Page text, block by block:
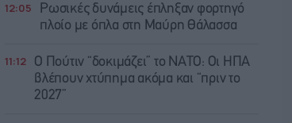
12:05
Ρωσικές δυνάμεις έπληξαν φορτηγό
πλοίο με όπλα στη Μαύρη Θάλασσα
11:12
Ο Πούτιν “δοκιμάζει” το ΝΑΤΟ: Οι ΗΠΑ
βλέπουν χτύπημα ακόμα και “πριν το
2027”